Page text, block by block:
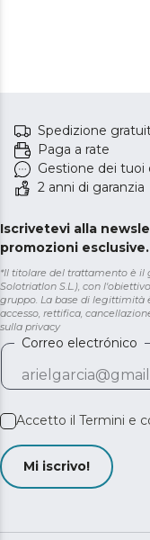
Spedizione
Paga a rate
Gestione dei tuoi
2 anni di garanzia
Iscrivetevi alla
promozioni esclusive.
*Il titolare del trattamento è il
Solotriatlon S.L.), con
gruppo. La base di legittimità
accesso, rettifica,
sulla privacy
Correo electrónico
Accetto il Termini e
Mi iscrivo!